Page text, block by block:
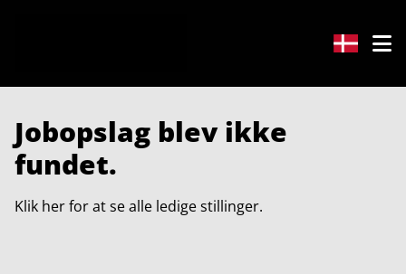
Jobopslag blev ikke
fundet.
Klik her for at se alle ledige stillinger.